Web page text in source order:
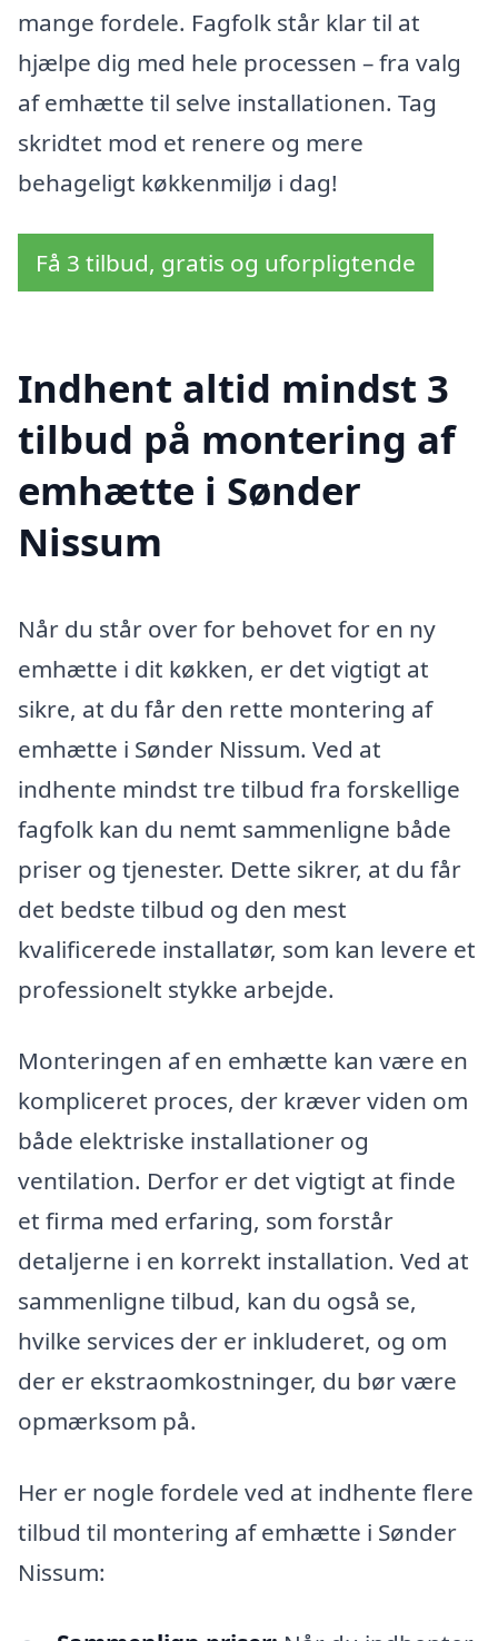
mange fordele. Fagfolk står klar til at
hjælpe dig med hele processen – fra valg
af emhætte til selve installationen. Tag
skridtet mod et renere og mere
behageligt køkkenmiljø i dag!
Få 3 tilbud, gratis og uforpligtende
Indhent altid mindst 3
tilbud på montering af
emhætte i Sønder
Nissum
Når du står over for behovet for en ny
emhætte i dit køkken, er det vigtigt at
sikre, at du får den rette montering af
emhætte i Sønder Nissum. Ved at
indhente mindst tre tilbud fra forskellige
fagfolk kan du nemt sammenligne både
priser og tjenester. Dette sikrer, at du får
det bedste tilbud og den mest
kvalificerede installatør, som kan levere et
professionelt stykke arbejde.
Monteringen af en emhætte kan være en
kompliceret proces, der kræver viden om
både elektriske installationer og
ventilation. Derfor er det vigtigt at finde
et firma med erfaring, som forstår
detaljerne i en korrekt installation. Ved at
sammenligne tilbud, kan du også se,
hvilke services der er inkluderet, og om
der er ekstraomkostninger, du bør være
opmærksom på.
Her er nogle fordele ved at indhente flere
tilbud til montering af emhætte i Sønder
Nissum: